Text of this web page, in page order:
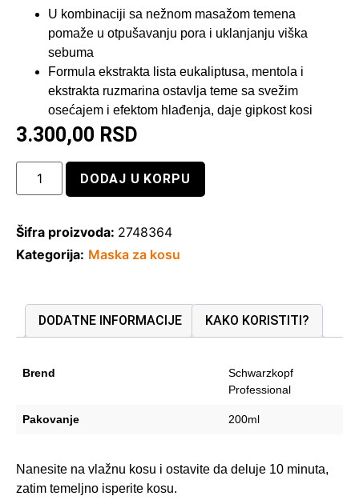
U kombinaciji sa nežnom masažom temena
pomaže u otpušavanju pora i uklanjanju viška
sebuma
Formula ekstrakta lista eukaliptusa, mentola i
ekstrakta ruzmarina ostavlja teme sa svežim
osećajem i efektom hlađenja, daje gipkost kosi
3.300,00 RSD
DODAJ U KORPU
Šifra proizvoda: 2748364
Kategorija: Maska za kosu
DODATNE INFORMACIJE KAKO KORISTITI?
Brend
Schwarzkopf
Professional
Pakovanje 200ml
Nanesite na vlažnu kosu i ostavite da deluje 10 minuta,
zatim temeljno isperite kosu.